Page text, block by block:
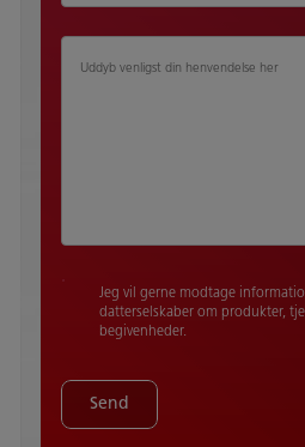
Uddyb venligst din henvendelse her​ ​
Jeg vil gerne modtage
datterselskaber om produkter,
begivenheder.
Send